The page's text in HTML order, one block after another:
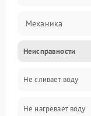
Механика
Управление
Электропитание
Датчики
Неисправности
Не сливает воду
Не нагревает воду